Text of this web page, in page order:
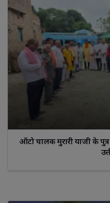
ऑटो चालक मुरारी याजी के पुत्र